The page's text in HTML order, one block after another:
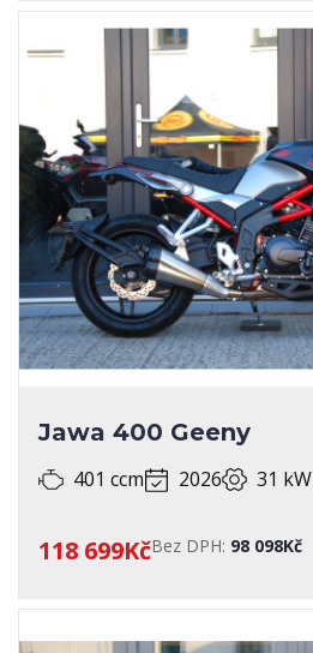
Jawa 400 Geeny
401 ccm 2026 31 kW
118 699KčBez DPH: 98 098Kč